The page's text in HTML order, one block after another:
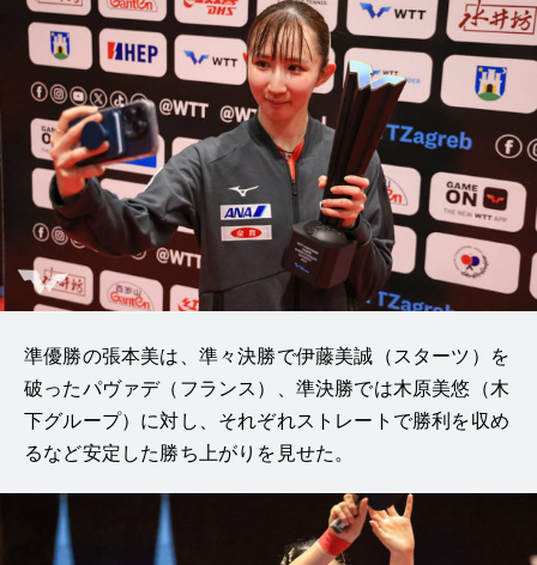
準優勝の張本美は、準々決勝で伊藤美誠（スターツ）を
破ったパヴァデ（フランス）、準決勝では木原美悠（木
下グループ）に対し、それぞれストレートで勝利を収め
るなど安定した勝ち上がりを見せた。